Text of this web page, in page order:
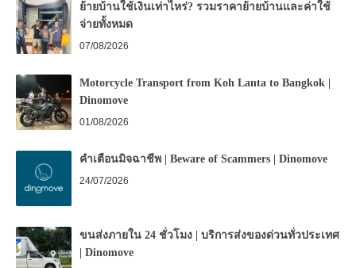
ย้ายบ้านใช้เงินเท่าไหร่? รวมราคาย้ายบ้านและค่าใช้
จ่ายทั้งหมด
07/08/2026
Motorcycle Transport from Koh Lanta to Bangkok |
Dinomove
01/08/2026
คำเตือนมิจฉาชีพ | Beware of Scammers | Dinomove
24/07/2026
ขนส่งภายใน 24 ชั่วโมง | บริการส่งของด่วนทั่วประเทศ
| Dinomove